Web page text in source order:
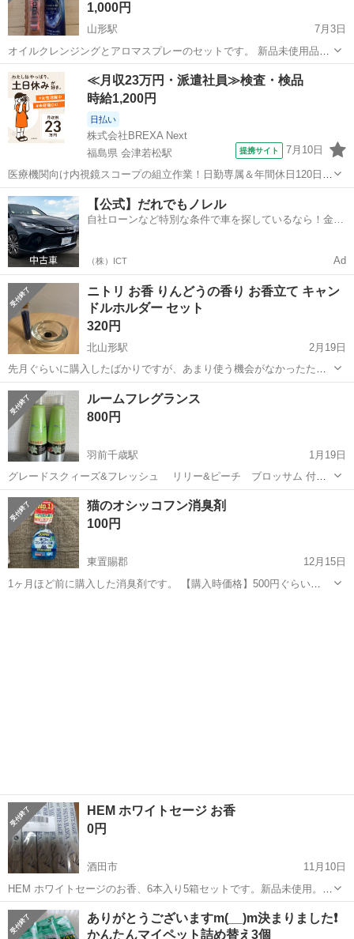
1,000円
山形駅
7月3日
オイルクレンジングとアロマスプレーのセットです。 新品未使用品で
す。 他商品と同梱で値引きしますので、ご検討ください。 引き渡しは
山形市南部指定場所で日中にお願いいたします。
山形 山形市 山形駅 芳香剤、消臭剤 ビオレ
≪月収23万円・派遣社員≫検査・検品
時給1,200円
日払い
株式会社BREXA Next
福島県 会津若松駅
提携サイト 7月10日
医療機関向け内視鏡スコープの組立作業！日勤専属＆年間休日120日
★◎20代～40代の男女活躍中！送迎あり！マイカー通勤OK◎無料駐車
場あり★日払いあり◎空調完備で快適作業！《福島県会津若松市》 人
気の工場のお仕事 ◇医療機...
福島 会津若松市 会津若松駅
【公式】だれでもノレル
自社ローンなど特別な条件で車を探しているなら！金利
（株）ICT Ad
ニトリ お香 りんどうの香り お香立て キャン
ドルホルダー セット
320円
北山形駅
2月19日
先月ぐらいに購入したばかりですが、あまり使う機会がなかったた
め、使って頂ける方がいらっしゃれば嬉しいです。 合わせて1000円ほ
どで購入しました。 1本しか使用しておりませんので、残り14本ござ
います。 キャンドルホルダー...
山形 山形市 芳香剤、消臭剤
ルームフレグランス
800円
羽前千歳駅
1月19日
グレードスクィーズ&フレッシュ リリー&ピーチ ブロッサム 付け
替え用 198g ルームフレグランス 詰め替え用2個セットです。 新品未
使用です。
山形 山形市 羽前千歳駅 芳香剤、消臭剤
猫のオシッコフン消臭剤
100円
東置賜郡
12月15日
1ヶ月ほど前に購入した消臭剤です。 【購入時価格】500円ぐらい
HEM ホワイトセージ お香
0円
酒田市
11月10日
HEM ホワイトセージのお香、6本入り5箱セットです。新品未使用。
2024年10月購入。 どなたかよかったら使ってください。 酒田南イオ
ン付近まで来れる方でお願いいたします。
山形 酒田市 芳香剤、消臭剤 お香
ありがとうございますm(__)m決まりました❗
かんたんマイペット詰め替え3個